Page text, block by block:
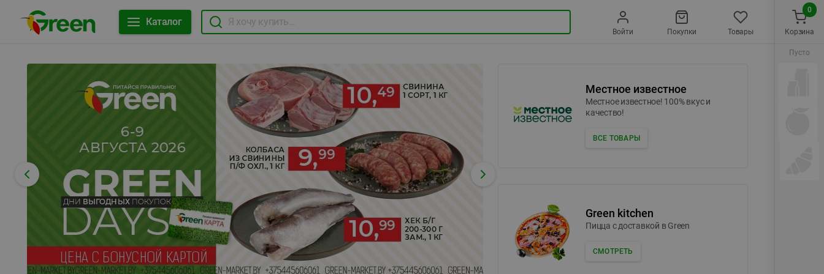
Каталог
Войти Покупки Товары
Местное известное
Местное известное! 100% вкус и
качество!
ВСЕ ТОВАРЫ
Green kitchen
Пицца c доставкой в Green
СМОТРЕТЬ
Корзина
0
Пусто